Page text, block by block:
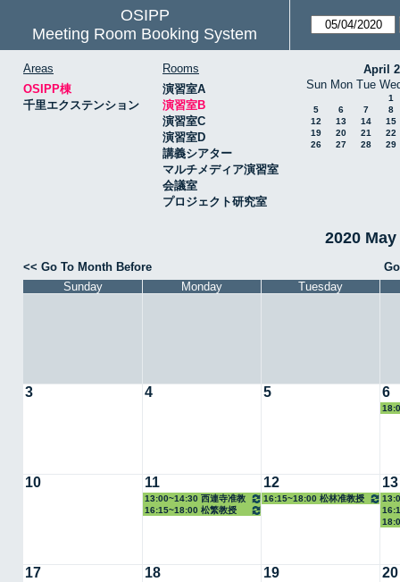
OSIPP
Meeting Room Booking System
Areas
OSIPP棟
千里エクステンション
Rooms
演習室A
演習室B
演習室C
演習室D
講義シアター
マルチメディア演習室
会議室
プロジェクト研究室
April
Sun Mon Tue
1
5
6 7
8
12
13 14
15
19
20 21
22
26
27 28 29
2020
<< Go To Month Before
Sunday
Monday Tuesday
3 4 5 6
10 11
13:00~14:30 西連寺准教
授
16:15~18:00 松繁教授
12
16:15~18:00 松林准教授
13
17 18 19 20